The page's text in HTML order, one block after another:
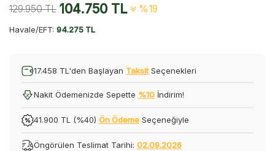
129.950TL 104.750TL %19
Havale/EFT: 94.275 TL
17.458 TL'den Başlayan Taksit Seçenekleri
Nakit Ödemenizde Sepette %10 İndirim!
41.900 TL (%40) Ön Ödeme Seçeneğiyle
Öngörülen Teslimat Tarihi: 02.09.2026